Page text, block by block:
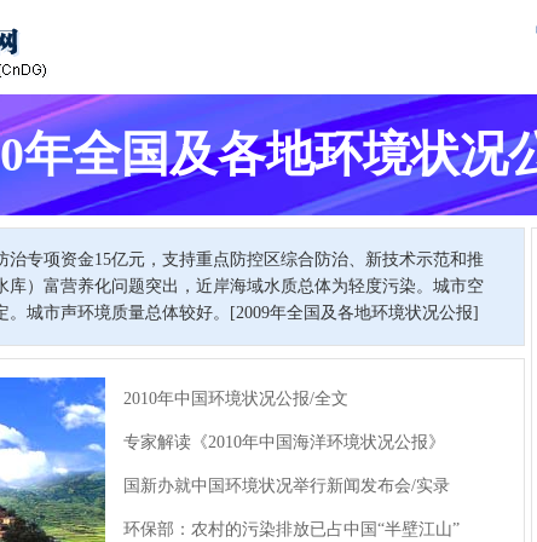
年全国及各地环境状况
治专项资金15亿元，支持重点防控区综合防治、新技术示范和推
库）富营养化问题突出，近岸海域水质总体为轻度污染。城市空
。城市声环境质量总体较好。[2009年全国及各地环境状况公报]
2010年中国环境状况公报/全文
专家解读《2010年中国海洋环境状况公报》
国新办就中国环境状况举行新闻发布会/实录
环保部：农村的污染排放已占中国“半壁江山”